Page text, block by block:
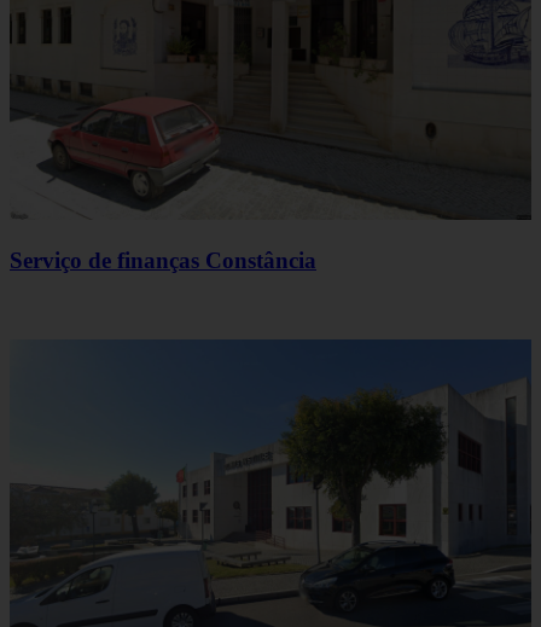
Serviço de finanças Constância